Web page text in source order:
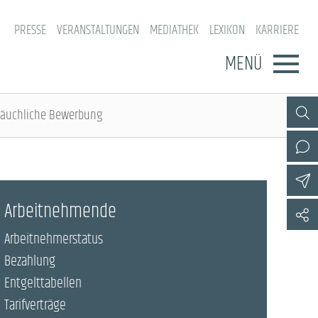
PRESSE VERANSTALTUNGEN MEDIATHEK LEXIKON KARRIERE
MENÜ
Bewerbung
Arbeitnehmende
Arbeitnehmerstatus
Bezahlung
Entgelttabellen
Tarifverträge